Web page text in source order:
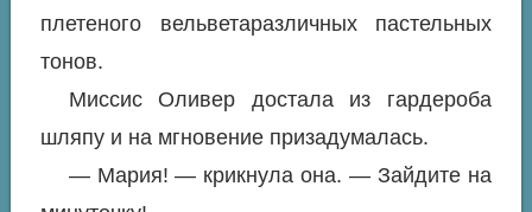
плетеного вельветаразличных пастельных
тонов.
Миссис Оливер достала из гардероба
шляпу и на мгновение призадумалась.
— Мария! — крикнула она. — Зайдите на